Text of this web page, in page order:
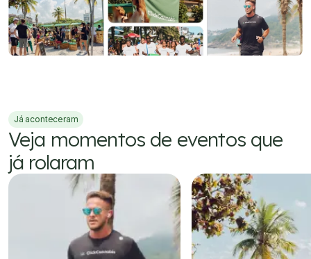
Já aconteceram
Veja momentos de eventos que
já rolaram